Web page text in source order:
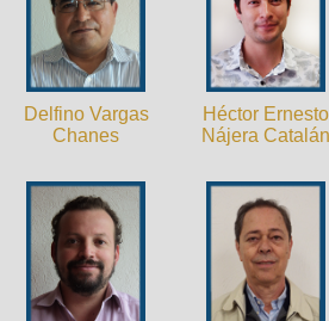
Delfino Vargas
Chanes
Héctor Ernesto
Nájera Catalán